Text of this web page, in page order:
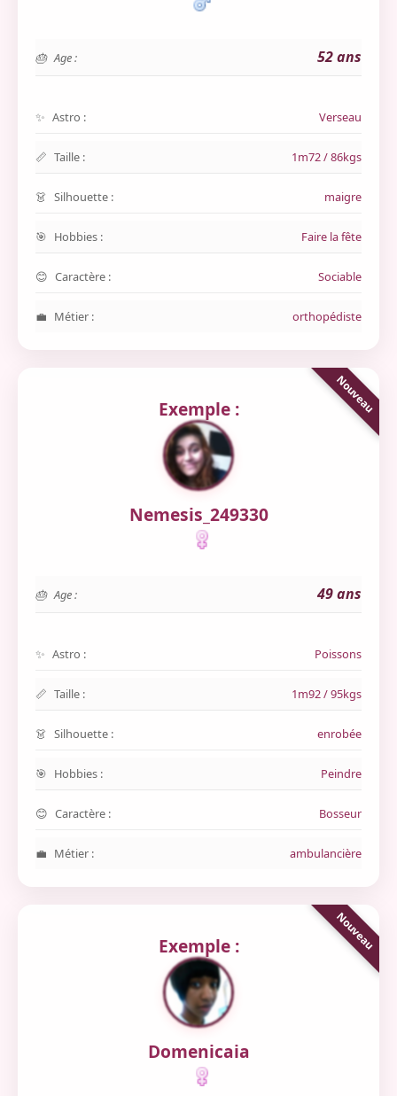
Age : 52 ans
Astro : Verseau
Taille : 1m72 / 86kgs
Silhouette : maigre
Hobbies : Faire la fête
Caractère : Sociable
Métier : orthopédiste
Exemple :
Nemesis_249330
Age : 49 ans
Astro : Poissons
Taille : 1m92 / 95kgs
Silhouette : enrobée
Hobbies : Peindre
Caractère : Bosseur
Métier : ambulancière
Exemple :
Domenicaia